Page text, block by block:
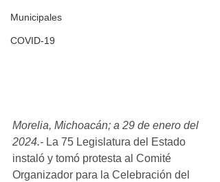
Municipales
COVID-19
Morelia, Michoacán; a 29 de enero del
2024.- La 75 Legislatura del Estado
instaló y tomó protesta al Comité
Organizador para la Celebración del